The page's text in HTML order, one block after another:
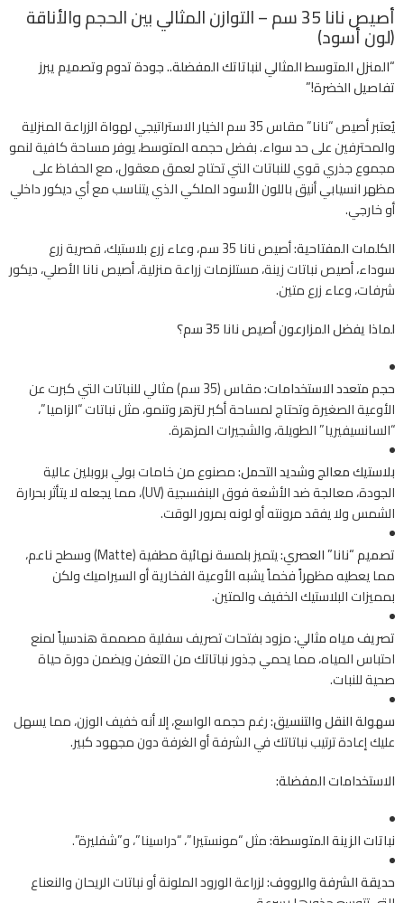
أصيص نانا 35 سم – التوازن المثالي بين الحجم والأناقة
(لون أسود)
“المنزل المتوسط المثالي لنباتاتك المفضلة.. جودة تدوم وتصميم يبرز
تفاصيل الخضرة!”
يُعتبر أصيص “نانا” مقاس 35 سم الخيار الاستراتيجي لهواة الزراعة المنزلية
والمحترفين على حد سواء. بفضل حجمه المتوسط، يوفر مساحة كافية لنمو
مجموع جذري قوي للنباتات التي تحتاج لعمق معقول، مع الحفاظ على
مظهر انسيابي أنيق باللون الأسود الملكي الذي يتناسب مع أي ديكور داخلي
أو خارجي.
الكلمات المفتاحية:
أصيص نانا 35 سم، وعاء زرع بلاستيك، قصرية زرع
سوداء، أصيص نباتات زينة، مستلزمات زراعة منزلية، أصيص نانا الأصلي، ديكور
شرفات، وعاء زرع متين.
لماذا يفضل المزارعون أصيص نانا 35 سم؟
حجم متعدد الاستخدامات:
مقاس (35 سم) مثالي للنباتات التي كبرت عن
الأوعية الصغيرة وتحتاج لمساحة أكبر لتزهر وتنمو، مثل نباتات “الزاميا”،
“السانسيفيريا” الطويلة، والشجيرات المزهرة.
بلاستيك معالج وشديد التحمل:مصنوع من خامات بولي بروبلين عالية
الجودة، معالجة ضد الأشعة فوق البنفسجية (UV)، مما يجعله لا يتأثر بحرارة
الشمس ولا يفقد مرونته أو لونه بمرور الوقت.
تصميم “نانا” العصري:
يتميز بلمسة نهائية مطفية (Matte) وسطح ناعم،
مما يعطيه مظهراً فخماً يشبه الأوعية الفخارية أو السيراميك ولكن
بمميزات البلاستيك الخفيف والمتين.
تصريف مياه مثالي:مزود بفتحات تصريف سفلية مصممة هندسياً لمنع
احتباس المياه، مما يحمي جذور نباتاتك من التعفن ويضمن دورة حياة
صحية للنبات.
سهولة النقل والتنسيق:رغم حجمه الواسع، إلا أنه خفيف الوزن، مما يسهل
عليك إعادة ترتيب نباتاتك في الشرفة أو الغرفة دون مجهود كبير.
الاستخدامات المفضلة:
نباتات الزينة المتوسطة:مثل “مونستيرا”، “دراسينا”، و”شفليرة”.
حديقة الشرفة والرووف:لزراعة الورود الملونة أو نباتات الريحان والنعناع